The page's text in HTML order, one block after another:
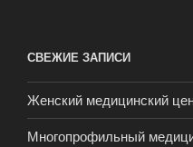
СВЕЖИЕ ЗАПИСИ
Женский медицинский
Многопрофильный